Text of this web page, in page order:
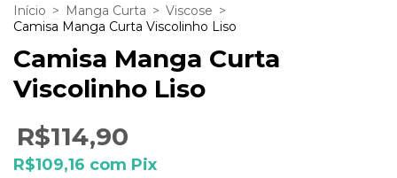
Início > Manga Curta > Viscose >
Camisa Manga Curta Viscolinho Liso
Camisa Manga Curta
Viscolinho Liso
R$114,90
R$109,16 com Pix